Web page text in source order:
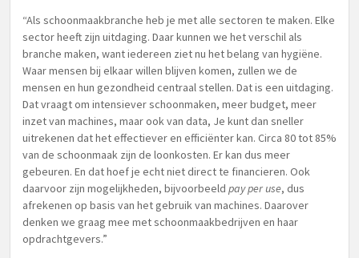
“Als schoonmaakbranche heb je met alle sectoren te maken. Elke
sector heeft zijn uitdaging. Daar kunnen we het verschil als
branche maken, want iedereen ziet nu het belang van hygiëne.
Waar mensen bij elkaar willen blijven komen, zullen we de
mensen en hun gezondheid centraal stellen. Dat is een uitdaging.
Dat vraagt om intensiever schoonmaken, meer budget, meer
inzet van machines, maar ook van data, Je kunt dan sneller
uitrekenen dat het effectiever en efficiënter kan. Circa 80 tot 85%
van de schoonmaak zijn de loonkosten. Er kan dus meer
gebeuren. En dat hoef je echt niet direct te financieren. Ook
daarvoor zijn mogelijkheden, bijvoorbeeld pay per use, dus
afrekenen op basis van het gebruik van machines. Daarover
denken we graag mee met schoonmaakbedrijven en haar
opdrachtgevers.”